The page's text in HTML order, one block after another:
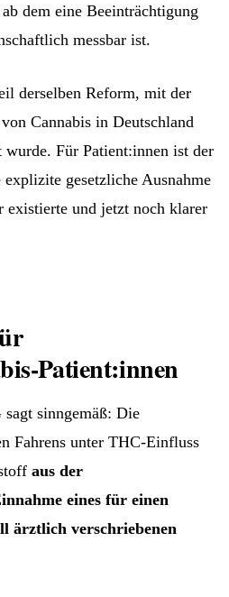
dem eine Beeinträchtigung
messbar ist.
derselben Reform, mit der
Cannabis in Deutschland
Für Patient:innen ist der
gesetzliche Ausnahme
existierte und jetzt noch klarer
Patient:innen
sinngemäß: Die
Fahrens unter THC-Einfluss
aus der
eines für einen
ärztlich verschriebenen